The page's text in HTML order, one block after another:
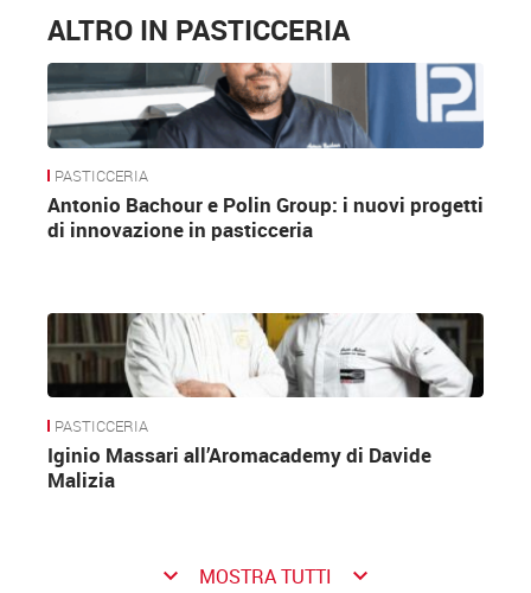
ALTRO IN PASTICCERIA
PASTICCERIA
Antonio Bachour e Polin Group: i nuovi progetti
di innovazione in pasticceria
PASTICCERIA
Iginio Massari all’Aromacademy di Davide
Malizia
keyboard_arrow_down MOSTRA TUTTI keyboard_arrow_down